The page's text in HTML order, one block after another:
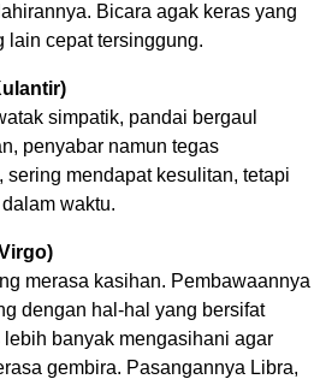
Bicara agak keras yang
lain cepat tersinggung.
simpatik, pandai bergaul
penyabar namun tegas
sering mendapat kesulitan, tetapi
waktu.
merasa kasihan. Pembawaannya
dengan hal-hal yang bersifat
banyak mengasihani agar
gembira. Pasangannya Libra,